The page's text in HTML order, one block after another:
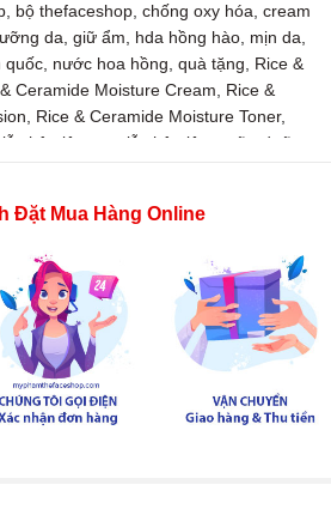
, bộ thefaceshop, chống oxy hóa, cream
da, giữ ẩm, hda hồng hào, mịn da,
quốc, nước hoa hồng, quà tặng, Rice &
Ceramide Moisture Cream, Rice &
, Rice & Ceramide Moisture Toner,
lỗ chân lông se lỗ chân lông
sữa dưỡng
Đặt Mua Hàng Online